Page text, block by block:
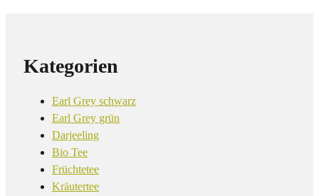
Kategorien
Earl Grey schwarz
Earl Grey grün
Darjeeling
Bio Tee
Früchtetee
Kräutertee